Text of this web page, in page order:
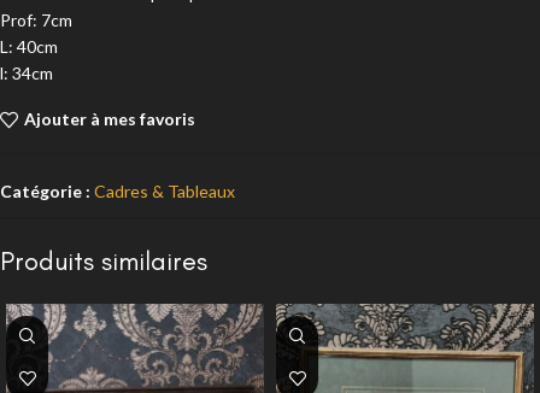
Prof: 7cm
L: 40cm
l: 34cm
Ajouter à mes favoris
Catégorie : Cadres & Tableaux
Produits similaires